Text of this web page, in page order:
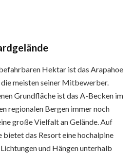
Hektar ist das Arapahoe
meisten seiner Mitbewerber.
Grundfläche ist das A-Becken im
regionalen Bergen immer noch
große Vielfalt an Gelände. Auf
bietet das Resort eine hochalpine
und Hängen unterhalb